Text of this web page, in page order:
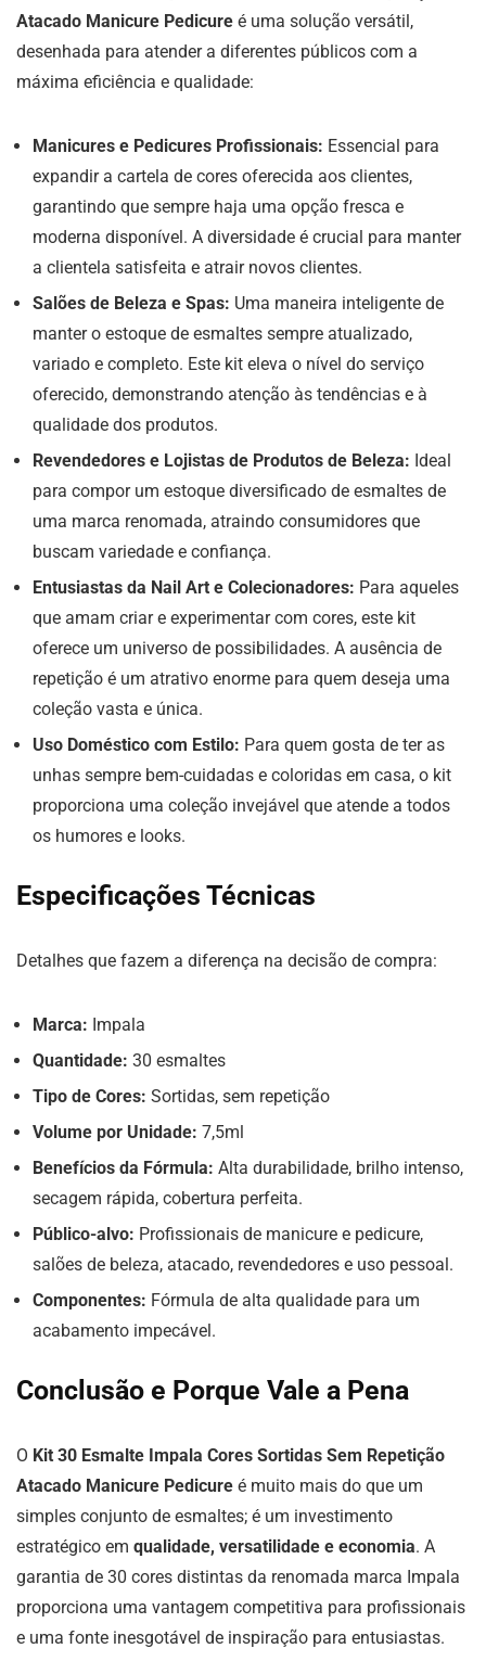
Atacado Manicure Pedicure é uma solução versátil,
desenhada para atender a diferentes públicos com a
máxima eficiência e qualidade:
Manicures e Pedicures Profissionais: Essencial para
expandir a cartela de cores oferecida aos clientes,
garantindo que sempre haja uma opção fresca e
moderna disponível. A diversidade é crucial para manter
a clientela satisfeita e atrair novos clientes.
Salões de Beleza e Spas: Uma maneira inteligente de
manter o estoque de esmaltes sempre atualizado,
variado e completo. Este kit eleva o nível do serviço
oferecido, demonstrando atenção às tendências e à
qualidade dos produtos.
Revendedores e Lojistas de Produtos de Beleza: Ideal
para compor um estoque diversificado de esmaltes de
uma marca renomada, atraindo consumidores que
buscam variedade e confiança.
Entusiastas da Nail Art e Colecionadores: Para aqueles
que amam criar e experimentar com cores, este kit
oferece um universo de possibilidades. A ausência de
repetição é um atrativo enorme para quem deseja uma
coleção vasta e única.
Uso Doméstico com Estilo: Para quem gosta de ter as
unhas sempre bem-cuidadas e coloridas em casa, o kit
proporciona uma coleção invejável que atende a todos
os humores e looks.
Especificações Técnicas
Detalhes que fazem a diferença na decisão de compra:
Marca: Impala
Quantidade: 30 esmaltes
Tipo de Cores: Sortidas, sem repetição
Volume por Unidade: 7,5ml
Benefícios da Fórmula: Alta durabilidade, brilho intenso,
secagem rápida, cobertura perfeita.
Público-alvo: Profissionais de manicure e pedicure,
salões de beleza, atacado, revendedores e uso pessoal.
Componentes: Fórmula de alta qualidade para um
acabamento impecável.
Conclusão e Porque Vale a Pena
O Kit 30 Esmalte Impala Cores Sortidas Sem Repetição
Atacado Manicure Pedicure é muito mais do que um
simples conjunto de esmaltes; é um investimento
estratégico em qualidade, versatilidade e economia. A
garantia de 30 cores distintas da renomada marca Impala
proporciona uma vantagem competitiva para profissionais
e uma fonte inesgotável de inspiração para entusiastas.